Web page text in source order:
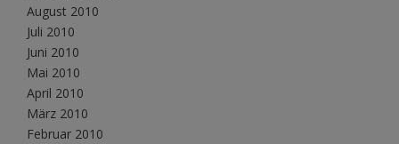
August 2010
Juli 2010
Juni 2010
Mai 2010
April 2010
März 2010
Februar 2010